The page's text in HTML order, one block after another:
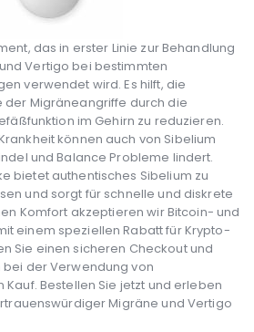
das in erster Linie zur Behandlung
Vertigo bei bestimmten
verwendet wird. Es hilft, die
der Migräneangriffe durch die
im Gehirn zu reduzieren.
können auch von Sibelium
und Balance Probleme lindert.
bietet authentisches Sibelium zu
und sorgt für schnelle und diskrete
Komfort akzeptieren wir Bitcoin- und
einem speziellen Rabatt für Krypto-
Sie einen sicheren Checkout und
bei der Verwendung von
Kauf. Bestellen Sie jetzt und erleben
Migräne und Vertigo